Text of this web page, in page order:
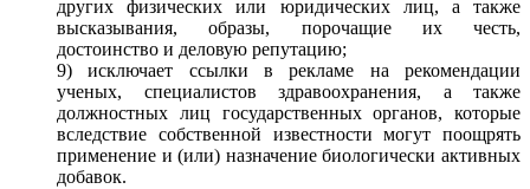
других физических или юридических лиц, а также
высказывания, образы, порочащие их честь,
достоинство и деловую репутацию;
9) исключает ссылки в рекламе на рекомендации
ученых, специалистов здравоохранения, а также
должностных лиц государственных органов, которые
вследствие собственной известности могут поощрять
применение и (или) назначение биологически активных
добавок.